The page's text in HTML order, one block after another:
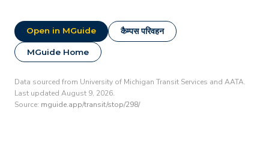
Open in MGuide कैम्पस परिवहन
MGuide Home
Data sourced from University of Michigan Transit Services and AATA.
Last updated August 9, 2026.
Source: mguide.app/transit/stop/298/